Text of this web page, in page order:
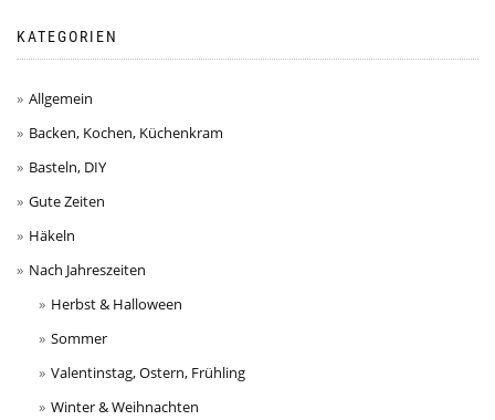
KATEGORIEN
Allgemein
Backen, Kochen, Küchenkram
Basteln, DIY
Gute Zeiten
Häkeln
Nach Jahreszeiten
Herbst & Halloween
Sommer
Valentinstag, Ostern, Frühling
Winter & Weihnachten